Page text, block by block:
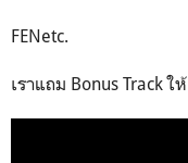
FENetc.
เราแถม Bonus Track ให้